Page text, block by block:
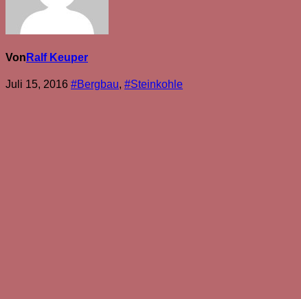
Von Ralf Keuper
Juli 15, 2016 #Bergbau, #Steinkohle